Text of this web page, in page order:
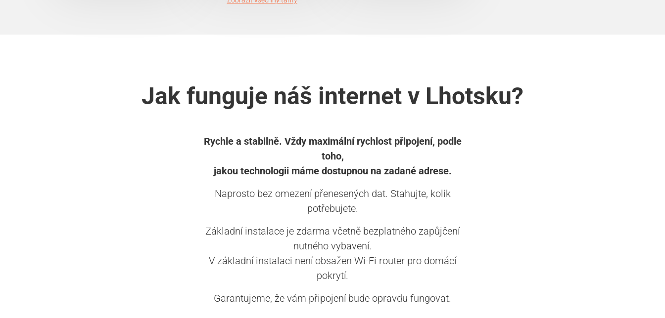
Jak funguje náš internet v Lhotsku?
Rychle a stabilně. Vždy maximální rychlost připojení, podle
toho,
jakou technologii máme dostupnou na zadané adrese.
Naprosto bez omezení přenesených dat. Stahujte, kolik
potřebujete.
Základní instalace je zdarma včetně bezplatného zapůjčení
nutného vybavení.
V základní instalaci není obsažen Wi-Fi router pro domácí
pokrytí.
Garantujeme, že vám připojení bude opravdu fungovat.